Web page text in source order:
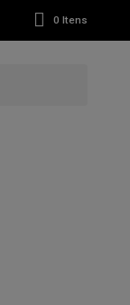
0 Itens